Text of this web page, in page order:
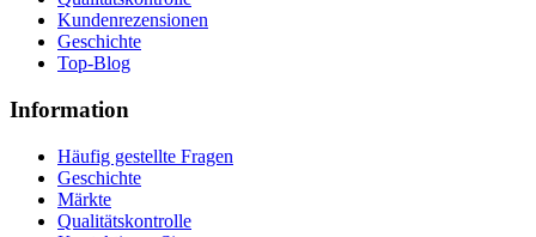
Kundenrezensionen
Geschichte
Top-Blog
Information
Häufig gestellte Fragen
Geschichte
Märkte
Qualitätskontrolle